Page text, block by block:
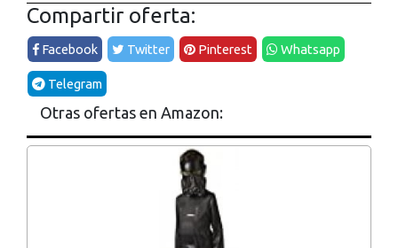
Compartir oferta:
Facebook Twitter Pinterest Whatsapp
Telegram
Otras ofertas en Amazon: